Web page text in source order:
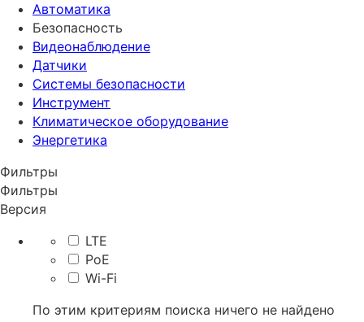
Автоматика
Безопасность
Видеонаблюдение
Датчики
Системы безопасности
Инструмент
Климатическое оборудование
Энергетика
Фильтры
Фильтры
Версия
LTE
PoE
Wi-Fi
По этим критериям поиска ничего не найдено